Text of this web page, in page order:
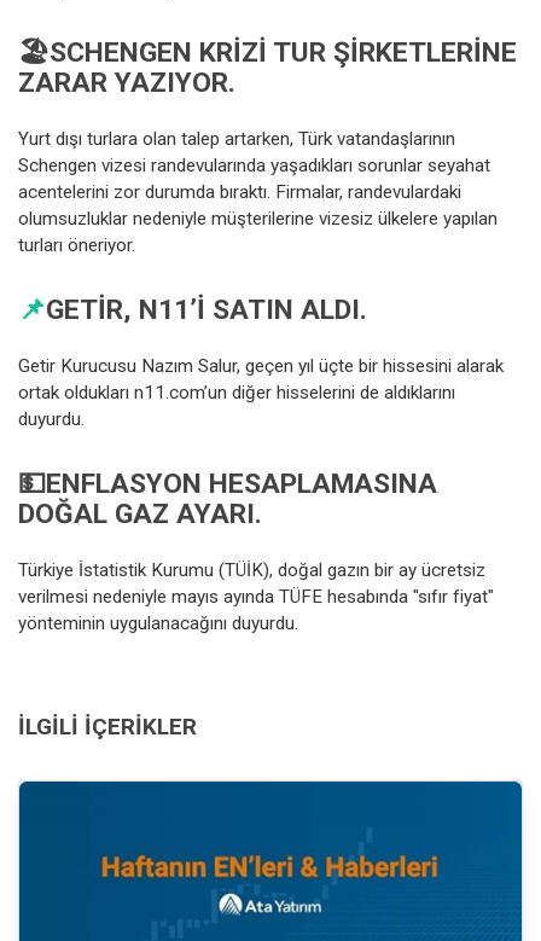
🏖️SCHENGEN KRIZI TUR ŞIRKETLERINE
ZARAR YAZIYOR.
Yurt dışı turlara olan talep artarken, Türk vatandaşlarının
Schengen vizesi randevularında yaşadıkları sorunlar seyahat
acentelerini zor durumda bıraktı. Firmalar, randevulardaki
olumsuzluklar nedeniyle müşterilerine vizesiz ülkelere yapılan
turları öneriyor.
📌GETIR, N11’I SATIN ALDI.
Getir Kurucusu Nazım Salur, geçen yıl üçte bir hissesini alarak
ortak oldukları n11.com’un diğer hisselerini de aldıklarını
duyurdu.
💵ENFLASYON HESAPLAMASINA
DOĞAL GAZ AYARI.
Türkiye İstatistik Kurumu (TÜİK), doğal gazın bir ay ücretsiz
verilmesi nedeniyle mayıs ayında TÜFE hesabında "sıfır fiyat"
yönteminin uygulanacağını duyurdu.
İLGILI İÇERIKLER